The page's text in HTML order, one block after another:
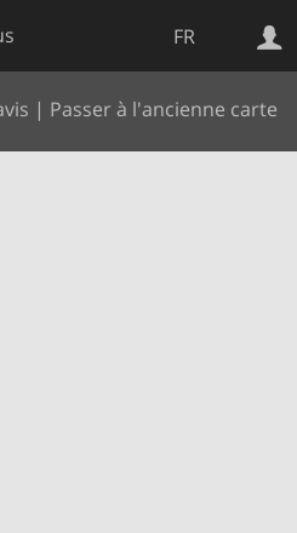
FR
| Passer à l'ancienne carte